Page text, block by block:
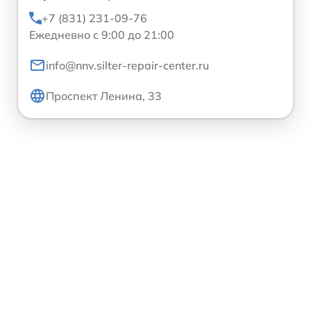
+7 (831) 231-09-76
Ежедневно с 9:00 до 21:00
info@nnv.silter-repair-center.ru
Проспект Ленина, 33